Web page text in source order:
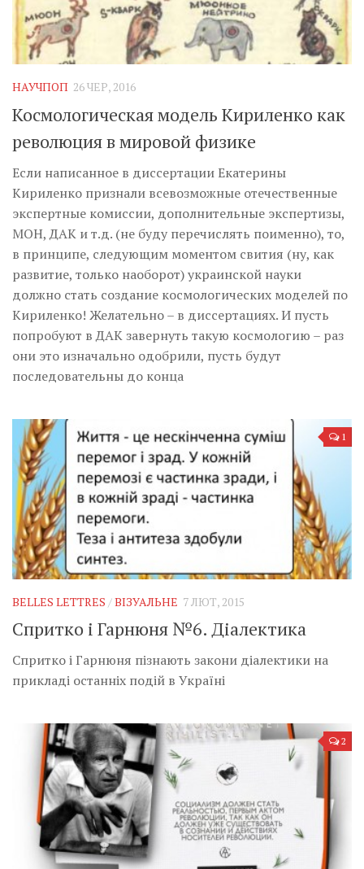
НАУЧПОП 26 ЧЕР, 2016
Космологическая модель Кириленко как
революция в мировой физике
Если написанное в диссертации Екатерины
Кириленко признали всевозможные отечественные
экспертные комиссии, дополнительные экспертизы,
МОН, ДАК и т.д. (не буду перечислять поименно), то,
в принципе, следующим моментом свития (ну, как
развитие, только наоборот) украинской науки
должно стать создание космологических моделей по
Кириленко! Желательно – в диссертациях. И пусть
попробуют в ДАК завернуть такую космологию – раз
они это изначально одобрили, пусть будут
последовательны до конца
1
BELLES LETTRES /ВІЗУАЛЬНЕ 7 ЛЮТ, 2015
Спритко і Гарнюня №6. Діалектика
Спритко і Гарнюня пізнають закони діалектики на
прикладі останніх подій в Україні
2